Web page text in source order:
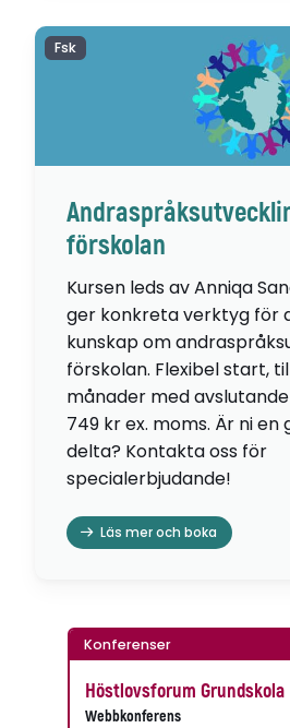
förskolan
Kursen leds av Anniqa
ger konkreta verktyg för
kunskap om
förskolan. Flexibel start,
månader med
749 kr ex. moms. Är ni en
delta? Kontakta oss för
specialerbjudande!
Läs mer och boka
Fsk
Konferenser
Höstlovsforum Grundskola
Webbkonferens